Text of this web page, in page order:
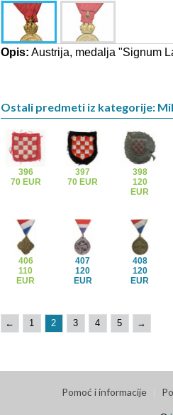
Opis: Austrija, medalja "Signum
Ostali predmeti iz kategorije:
396
70 EUR
397
70 EUR
398
120
EUR
406
110
EUR
407
120
EUR
408
120
EUR
← 1 2 3 4 5 →
Pomoć i informacije